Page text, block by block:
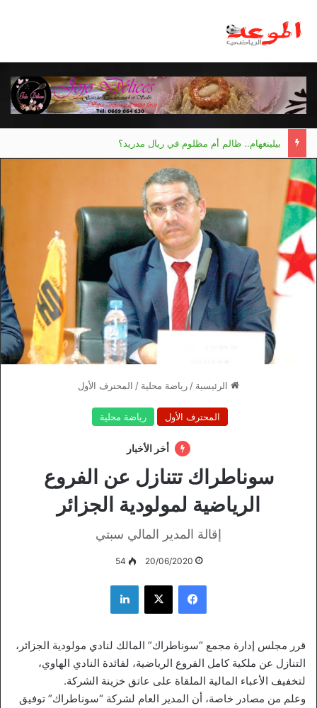
بيلينغهام.. ظالم أم مظلوم في ريال مدريد؟
الرئيسية / رياضة محلية / المحترف الأول
المحترف الأول رياضة محلية
أخر الأخبار
سوناطراك تتنازل عن الفروع
الرياضية لمولودية الجزائر
إقالة المدير المالي سبتي
20/06/2020
54
فيسبوك ‫X لينكدإن
قرر مجلس إدارة مجمع “سوناطراك” المالك لنادي مولودية الجزائر،
التنازل عن ملكية كامل الفروع الرياضية، لفائدة النادي الهاوي،
لتخفيف الأعباء المالية الملقاة على عاتق خزينة الشركة.
وعلم من مصادر خاصة، أن المدير العام لشركة “سوناطراك” توفيق